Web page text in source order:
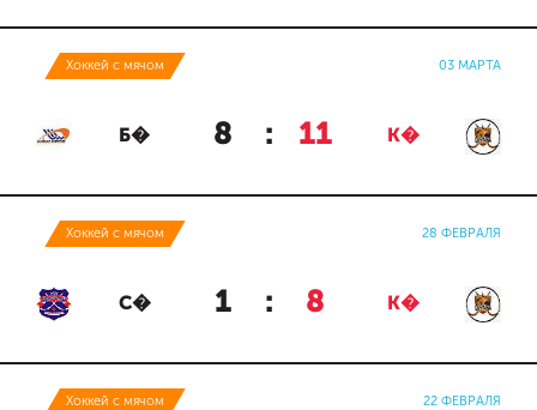
Хоккей с мячом 03 МАРТА
Б� 8 : 11 К�
Хоккей с мячом 28 ФЕВРАЛЯ
С� 1 : 8 К�
Хоккей с мячом 22 ФЕВРАЛЯ